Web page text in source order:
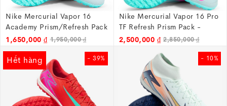
Nike Mercurial Vapor 16
Academy Prism/Refresh Pack
- Xám/Hồng - FQ8449-301
1,650,000 ₫ 1,950,000 ₫
Nike Mercurial Vapor 16 Pro
TF Refresh Prism Pack -
Xám/hồng - FQ8687-301
2,500,000 ₫ 2,850,000 ₫
- 39%
Hết hàng - 10%